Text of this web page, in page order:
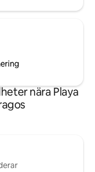
vid
nära Playa